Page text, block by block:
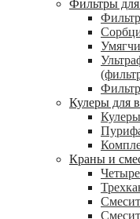
Фильтры
Кулеры для
Краны и